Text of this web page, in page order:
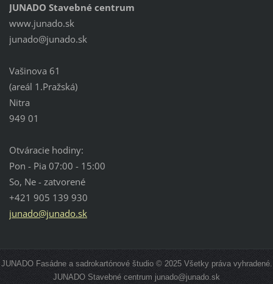
JUNADO Stavebné centrum
www.junado.sk
junado@junado.sk
Vašinova 61
(areál 1.Pražská)
Nitra
949 01
Otváracie hodiny:
Pon - Pia 07:00 - 15:00
So, Ne - zatvorené
+421 905 139 930
junado@junado.sk
JUNADO Fasádne a sadrokartónové študio © 2025 Všetky práva vyhradené.
JUNADO Stavebné centrum junado@junado.sk